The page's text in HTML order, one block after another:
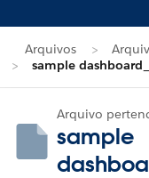
Arquivos
sample
Arquivo
sample